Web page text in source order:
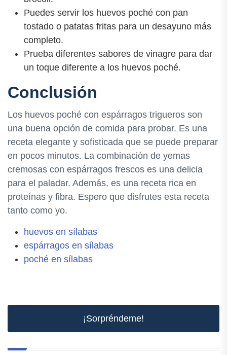
Puedes servir los huevos poché con pan
tostado o patatas fritas para un desayuno más
completo.
Prueba diferentes sabores de vinagre para dar
un toque diferente a los huevos poché.
Conclusión
Los huevos poché con espárragos trigueros son
una buena opción de comida para probar. Es una
receta elegante y sofisticada que se puede preparar
en pocos minutos. La combinación de yemas
cremosas con espárragos frescos es una delicia
para el paladar. Además, es una receta rica en
proteínas y fibra. Espero que disfrutes esta receta
tanto como yo.
huevos en sílabas
espárragos en sílabas
poché en sílabas
¡Sorpréndeme!